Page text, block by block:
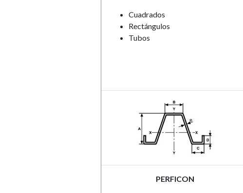
Cuadrados
Rectángulos
Tubos
PERFICON